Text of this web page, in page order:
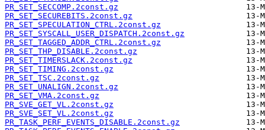
PR_SET_SECCOMP.2const.gz
PR_SET_SECUREBITS.2const.gz
PR_SET_SPECULATION_CTRL.2const.gz
PR_SET_SYSCALL_USER_DISPATCH.2const.gz
PR_SET_TAGGED_ADDR_CTRL.2const.gz
PR_SET_THP_DISABLE.2const.gz
PR_SET_TIMERSLACK.2const.gz
PR_SET_TIMING.2const.gz
PR_SET_TSC.2const.gz
PR_SET_UNALIGN.2const.gz
PR_SET_VMA.2const.gz
PR_SVE_GET_VL.2const.gz
PR_SVE_SET_VL.2const.gz
PR_TASK_PERF_EVENTS_DISABLE.2const.gz